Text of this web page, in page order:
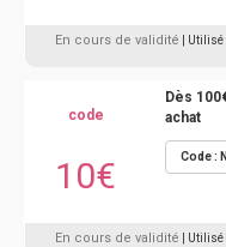
En cours de validité |
code
10€
Dès
achat
Code :
En cours de validité |